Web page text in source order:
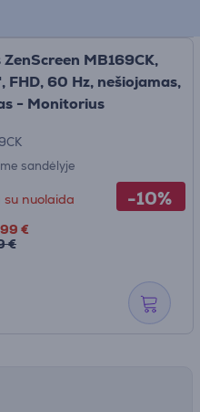
-10%
ZenScreen MB169CK,
FHD, 60 Hz, nešiojamas,
- Monitorius
sandėlyje
su nuolaida
99 €
€